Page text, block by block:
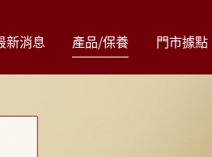
新消息 產品/保養 門市據點